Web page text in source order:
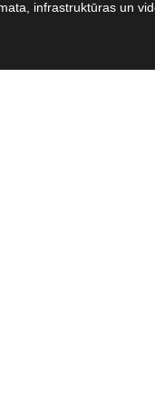
infrastruktūras un